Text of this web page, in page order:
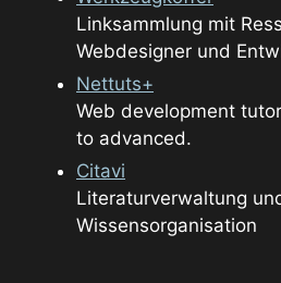
Linksammlung mit
Webdesigner und
Nettuts+
Web development
to advanced.
Citavi
Literaturverwaltung
Wissensorganisation